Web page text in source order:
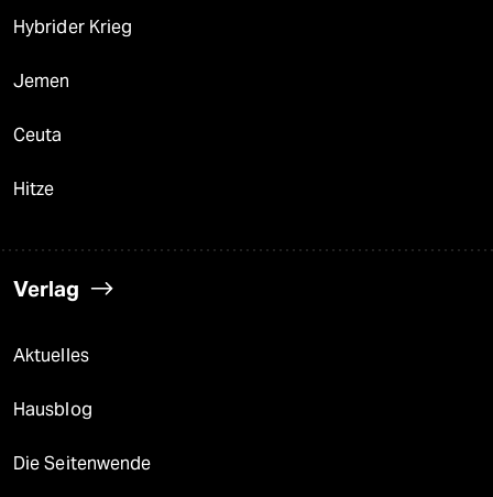
Hybrider Krieg
Jemen
Ceuta
Hitze
Verlag
Aktuelles
Hausblog
Die Seitenwende